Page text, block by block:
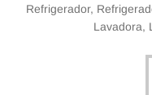
Refrigerador,
Lavadora,